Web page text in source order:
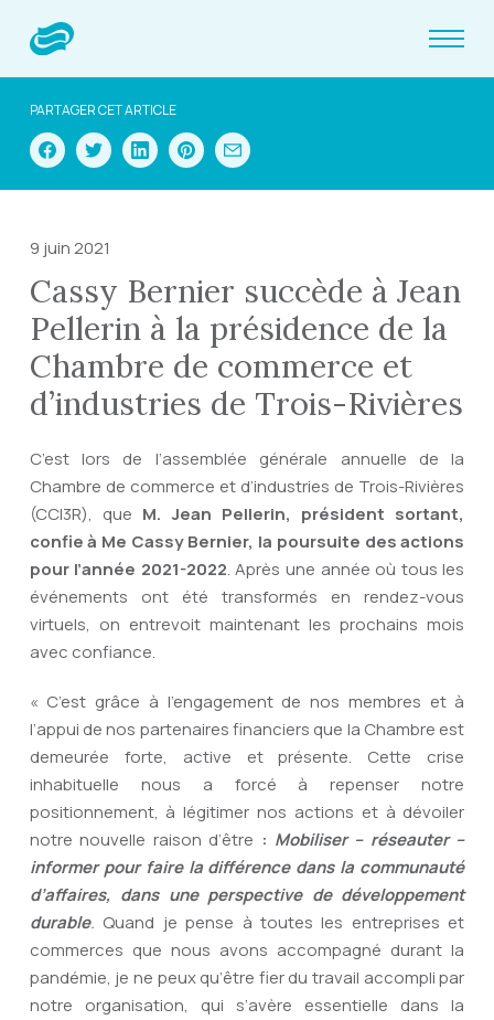
PARTAGER CET ARTICLE
9 juin 2021
Cassy Bernier succède à Jean
Pellerin à la présidence de la
Chambre de commerce et
d’industries de Trois-Rivières
C’est lors de l’assemblée générale annuelle de la
Chambre de commerce et d’industries de Trois-Rivières
(CCI3R), que M. Jean Pellerin, président sortant,
confie à Me Cassy Bernier, la poursuite des actions
pour l’année 2021-2022. Après une année où tous les
événements ont été transformés en rendez-vous
virtuels, on entrevoit maintenant les prochains mois
avec confiance.
« C’est grâce à l’engagement de nos membres et à
l’appui de nos partenaires financiers que la Chambre est
demeurée forte, active et présente. Cette crise
inhabituelle nous a forcé à repenser notre
positionnement, à légitimer nos actions et à dévoiler
notre nouvelle raison d’être : Mobiliser – réseauter –
informer pour faire la différence dans la communauté
d’affaires, dans une perspective de développement
durable. Quand je pense à toutes les entreprises et
commerces que nous avons accompagné durant la
pandémie, je ne peux qu’être fier du travail accompli par
notre organisation, qui s’avère essentielle dans la